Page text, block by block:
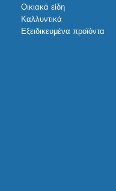
Οικιακά είδη
Καλλυντικά
Εξειδικευμένα προϊόντα